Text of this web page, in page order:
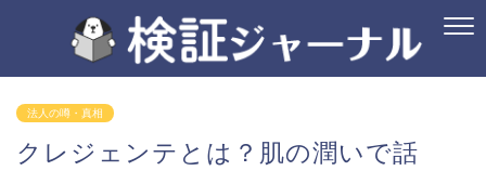
法人の噂・真相
クレジェンテとは？肌の潤いで話